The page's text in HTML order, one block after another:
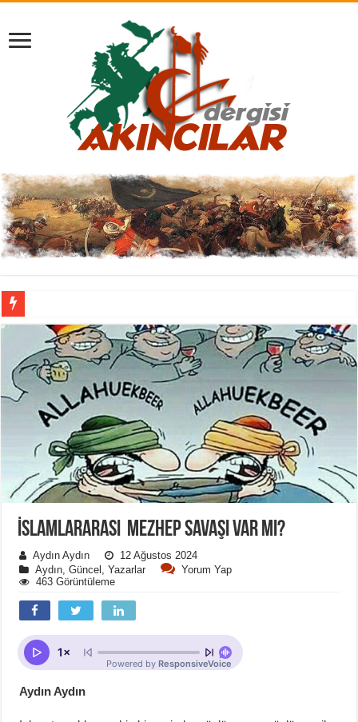
İSLAMLARARASI MEZHEP SAVAŞI VAR MI?
Aydın Aydın
12 Ağustos 2024
Aydın ,Güncel ,Yazarlar
Yorum Yap
463 Görüntüleme
Aydın Aydın